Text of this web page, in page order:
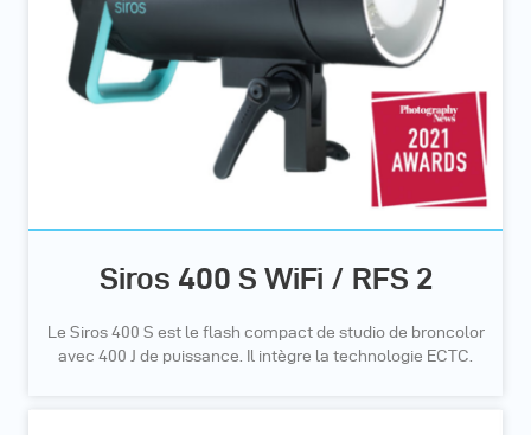
Siros 400 S WiFi / RFS 2
Le Siros 400 S est le flash compact de studio de broncolor
avec 400 J de puissance. Il intègre la technologie ECTC.